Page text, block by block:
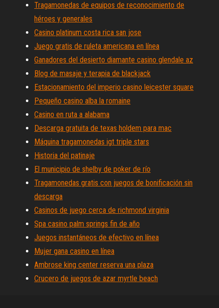
Tragamonedas de equipos de reconocimiento de
héroes y generales
Casino platinum costa rica san jose
Juego gratis de ruleta americana en línea
Ganadores del desierto diamante casino glendale az
Blog de masaje y terapia de blackjack
Estacionamiento del imperio casino leicester square
Pequeño casino alba la romaine
Casino en ruta a alabama
Descarga gratuita de texas holdem para mac
Máquina tragamonedas igt triple stars
Historia del patinaje
El municipio de shelby de poker de río
Tragamonedas gratis con juegos de bonificación sin
descarga
Casinos de juego cerca de richmond virginia
Spa casino palm springs fin de año
Juegos instantáneos de efectivo en línea
Mujer gana casino en línea
Ambrose king center reserva una plaza
Crucero de juegos de azar myrtle beach